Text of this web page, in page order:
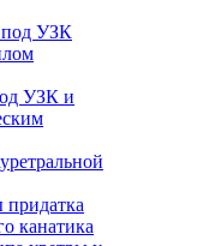
под УЗК
УЗК и
придатка
канатика